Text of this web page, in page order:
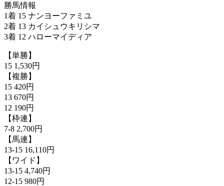
勝馬情報
1着 15 ナンヨーファミユ
2着 13 カイシュウキリシマ
3着 12 ハローマイディア
【単勝】
15 1,530円
【複勝】
15 420円
13 670円
12 190円
【枠連】
7-8 2,700円
【馬連】
13-15 16,110円
【ワイド】
13-15 4,740円
12-15 980円